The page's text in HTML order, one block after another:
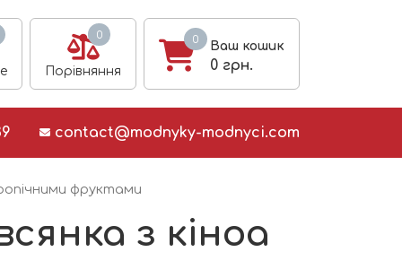
0
Порівняння
0
Ваш кошик
0 грн.
contact@modnyky-modnyci.com
фруктами
з кіноа